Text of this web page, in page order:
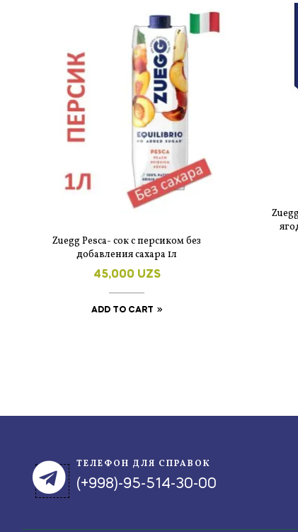
Zuegg Pesca- cок с персиком без
добавления сахара 1л
45,000 UZS
ADD TO CART
ТЕЛЕФОН ДЛЯ СПРАВОК
(+998)-95-514-30-00